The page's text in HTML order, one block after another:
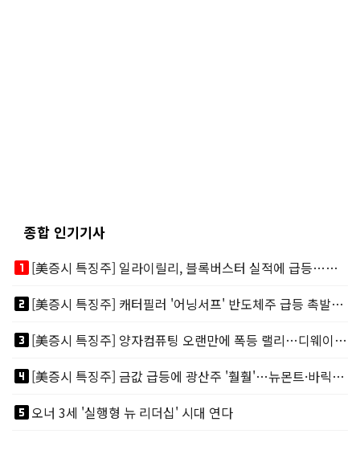
종합 인기기사
looks_one
[美증시 특징주] 일라이릴리, 블록버스터 실적에 급등…마운자로 매출 폭발
looks_two
[美증시 특징주] 캐터필러 '어닝서프' 반도체주 급등 촉발…"AI 데이터센터 건설 강력"
looks_3
[美증시 특징주] 양자컴퓨팅 오랜만에 폭등 랠리…디웨이브·아이온큐 주도
looks_4
[美증시 특징주] 금값 급등에 광산주 '훨훨'…뉴몬트·바릭마이닝 주도
looks_5오너 3세 '실행형 뉴 리더십' 시대 연다